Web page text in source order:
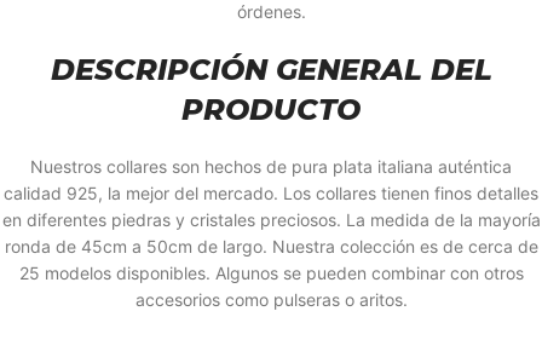
órdenes.
DESCRIPCIÓN GENERAL DEL
PRODUCTO
Nuestros collares son hechos de pura plata italiana auténtica
calidad 925, la mejor del mercado. Los collares tienen finos detalles
en diferentes piedras y cristales preciosos. La medida de la mayoría
ronda de 45cm a 50cm de largo. Nuestra colección es de cerca de
25 modelos disponibles. Algunos se pueden combinar con otros
accesorios como pulseras o aritos.